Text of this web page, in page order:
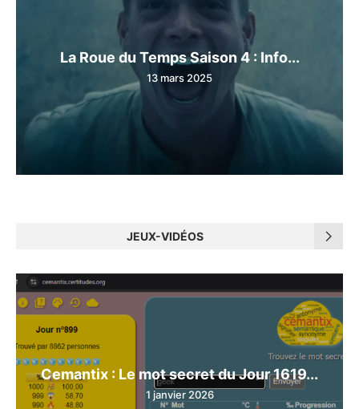
La Roue du Temps Saison 4 : Info...
13 mars 2025
JEUX-VIDÉOS
Cemantix : Le mot secret du Jour 1619...
1 janvier 2026